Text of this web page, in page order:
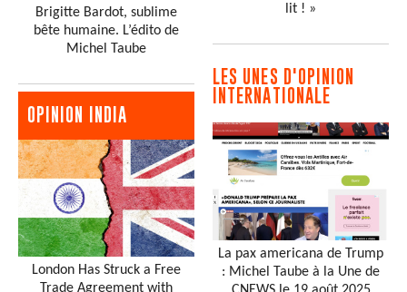
Brigitte Bardot, sublime
bête humaine. L’édito de
Michel Taube
OPINION INDIA
London Has Struck a Free
Trade Agreement with
lit ! »
LES UNES D'OPINION
INTERNATIONALE
La pax americana de Trump
: Michel Taube à la Une de